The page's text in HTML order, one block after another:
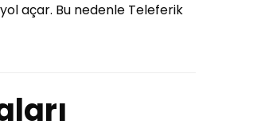
açar. Bu nedenle Teleferik